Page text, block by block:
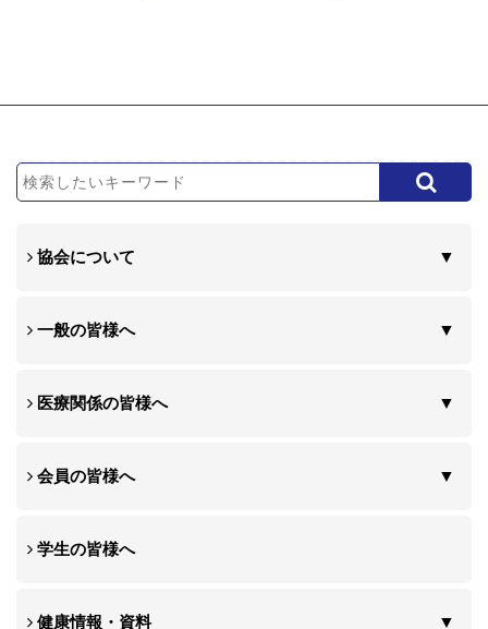
協会について
一般の皆様へ
医療関係の皆様へ
会員の皆様へ
学生の皆様へ
健康情報・資料